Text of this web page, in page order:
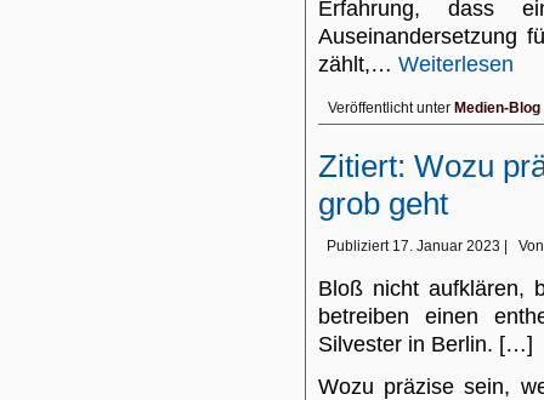
Erfahrung, dass
Auseinandersetzung
zählt,… Weiterlesen
Veröffentlicht unter Medien-Blog
Zitiert: Wozu
grob geht
Publiziert 17. Januar 2023 Von
Bloß nicht aufklären,
betreiben einen
Silvester in Berlin. […]
Wozu präzise sein,